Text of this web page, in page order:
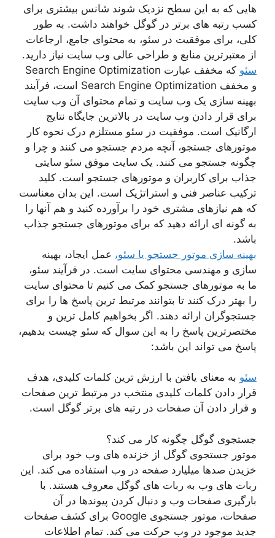
هایی که به این سطح نزدیک شوند شانس بیشتری برای
کسب رتبه های برتر در گوگل خواهند داشت. به طور
کلی، برای موفقیت در سئو، به محتوای جامع، ارجاعات
از معتبرترین منابع و طراحی عالی وب سایت نیاز دارید.
سئو
که مخفف عبارت Search Engine Optimization
و مخفف Search Engine Optimization است، فرآیند
بهینه سازی یک وب سایت و تمام محتوای آن وب سایت
برای قرار دادن وب سایت در بالاترین جایگاه نتایج
ارگانیک است. موفقیت در سئو مستلزم درک نحوه کار
موتورهای جستجو، آنچه مردم جستجو می کنند و چرا و
چگونه جستجو می کنند. یک سایت موفق سئو سایتی
جذاب برای کاربران و موتورهای جستجو است. کلید
ترکیب عناصر فنی و استراتژیک است. این بدان معناست
که هم نیازهای مشتری خود را برآورده کنید و هم آنها را
به گونه ای ارائه دهید که برای موتورهای جستجو جذاب
باشد.
بهینه سازی موتور جستجو یا سئو، عمل ایجاد، بهینه
سازی و مهندسی محتوای سایت است. در فرآیند سئو،
ما به موتورهای جستجو کمک می کنیم تا محتوای سایت
را بهتر درک کنند تا بتوانند مرتبط ترین پاسخ ها را برای
جستجوگران ارائه دهند. اگر بخواهیم کامل ترین و
مختصرترین پاسخ را به این سوال که سئو چیست بدهیم،
پاسخ می تواند این باشد:
سئو به معنای یافتن با ارزش ترین کلمات کلیدی، هدف
قرار دادن کلمات کلیدی منتخب در مرتبط ترین صفحات
و قرار دادن آن صفحات در رتبه های برتر گوگل است.
جستجوی گوگل چگونه کار می کند؟
موتور جستجوی گوگل از خزنده های وب خود برای
خزیدن صدها میلیارد صفحه در وب استفاده می کند. این
ربات های وب به ربات های گوگل معروف هستند. با
بارگیری صفحات وب و دنبال کردن پیوندها در آن
صفحات، موتور جستجوی Google برای کشف صفحات
جدید موجود در وب حرکت می کند. تمام اطلاعات